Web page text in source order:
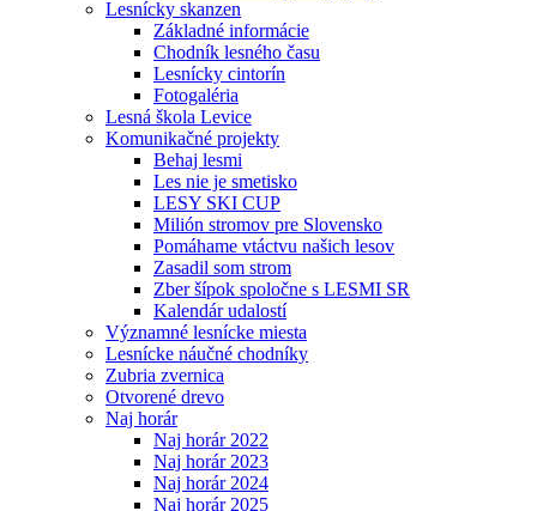
Lesnícky skanzen
Základné informácie
Chodník lesného času
Lesnícky cintorín
Fotogaléria
Lesná škola Levice
Komunikačné projekty
Behaj lesmi
Les nie je smetisko
LESY SKI CUP
Milión stromov pre Slovensko
Pomáhame vtáctvu našich lesov
Zasadil som strom
Zber šípok spoločne s LESMI SR
Kalendár udalostí
Významné lesnícke miesta
Lesnícke náučné chodníky
Zubria zvernica
Otvorené drevo
Naj horár
Naj horár 2022
Naj horár 2023
Naj horár 2024
Naj horár 2025